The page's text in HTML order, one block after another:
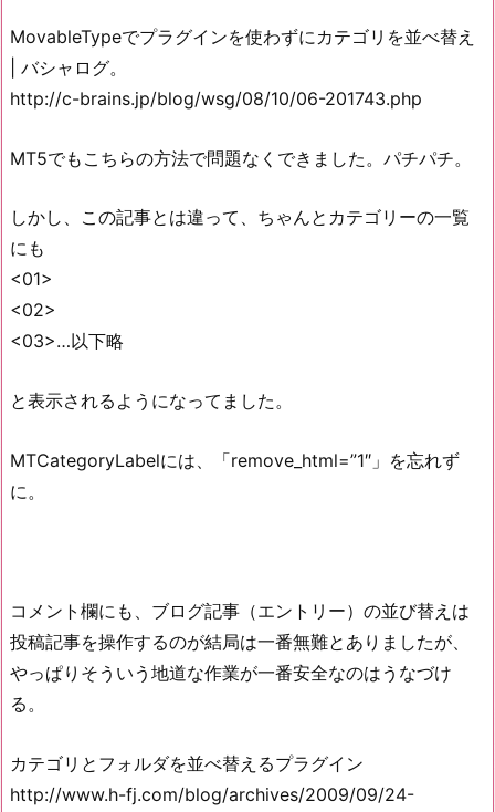
MovableTypeでプラグインを使わずにカテゴリを並べ替え
| バシャログ。
http://c-brains.jp/blog/wsg/08/10/06-201743.php
MT5でもこちらの方法で問題なくできました。パチパチ。
しかし、この記事とは違って、ちゃんとカテゴリーの一覧
にも
<01>
<02>
<03>…以下略
と表示されるようになってました。
MTCategoryLabelには、「remove_html=”1″」を忘れず
に。
コメント欄にも、ブログ記事（エントリー）の並び替えは
投稿記事を操作するのが結局は一番無難とありましたが、
やっぱりそういう地道な作業が一番安全なのはうなづけ
る。
カテゴリとフォルダを並べ替えるプラグイン
http://www.h-fj.com/blog/archives/2009/09/24-